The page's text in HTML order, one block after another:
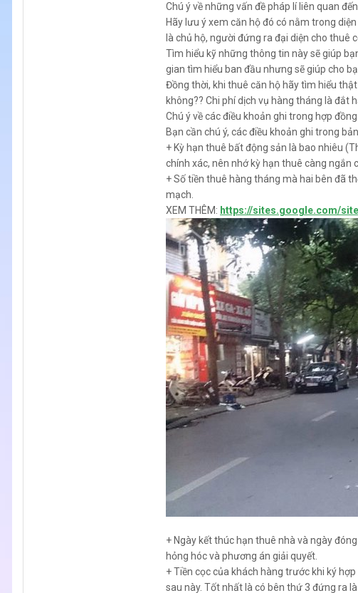
Chú ý về những vấn đề pháp lí liên quan
Hãy lưu ý xem căn hộ đó có nằm trong
là chủ hộ, người đứng ra đại diện cho thuê
Tìm hiểu kỹ những thông tin này sẽ giúp
gian tìm hiểu ban đầu nhưng sẽ giúp cho
Đồng thời, khi thuê căn hộ hãy tìm hiểu
không?? Chi phí dịch vụ hàng tháng là đắt
Chú ý về các điều khoản ghi trong hợp
Bạn cần chú ý, các điều khoản ghi trong
+ Kỳ hạn thuê bất động sản là bao nhiêu
chính xác, nên nhớ kỳ hạn thuê càng ngắn
+ Số tiền thuê hàng tháng mà hai bên đã
mạch.
XEM THÊM: https://sites.google.com/
+ Ngày kết thúc hạn thuê nhà và ngày
hỏng hóc và phương án giải quyết.
+ Tiền cọc của khách hàng trước khi ký
sau này. Tốt nhất là có bên thứ 3 đứng ra